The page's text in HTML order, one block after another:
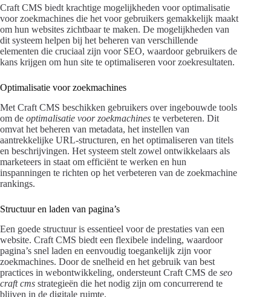
Craft CMS biedt krachtige mogelijkheden voor optimalisatie
voor zoekmachines die het voor gebruikers gemakkelijk maakt
om hun websites zichtbaar te maken. De mogelijkheden van
dit systeem helpen bij het beheren van verschillende
elementen die cruciaal zijn voor SEO, waardoor gebruikers de
kans krijgen om hun site te optimaliseren voor zoekresultaten.
Optimalisatie voor zoekmachines
Met Craft CMS beschikken gebruikers over ingebouwde tools
om de optimalisatie voor zoekmachines te verbeteren. Dit
omvat het beheren van metadata, het instellen van
aantrekkelijke URL-structuren, en het optimaliseren van titels
en beschrijvingen. Het systeem stelt zowel ontwikkelaars als
marketeers in staat om efficiënt te werken en hun
inspanningen te richten op het verbeteren van de zoekmachine
rankings.
Structuur en laden van pagina’s
Een goede structuur is essentieel voor de prestaties van een
website. Craft CMS biedt een flexibele indeling, waardoor
pagina’s snel laden en eenvoudig toegankelijk zijn voor
zoekmachines. Door de snelheid en het gebruik van best
practices in webontwikkeling, ondersteunt Craft CMS de seo
craft cms strategieën die het nodig zijn om concurrerend te
blijven in de digitale ruimte.